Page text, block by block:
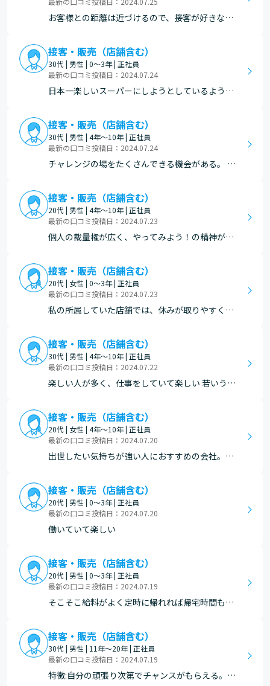
お客様との距離は近づけるので、接客が好きな方
をやってもいい。」を掲げてるので、生鮮の自由
度も高い。
接客・販売（店舗含む）
30代 | 男性 | 0～3年 | 正社員
最新の口コミ投稿日：2024.07.24
日本一楽しいスーパーにしようとしているよう
くためにイベントを頻繁にやっているところで
す。 またイベント内容も従業員同士で決めて行う
ので仲が深まりやすく自分の意見も言いやすい環
境がおすすめです。
接客・販売（店舗含む）
30代 | 男性 | 4年～10年 | 正社員
最新の口コミ投稿日：2024.07.24
チャレンジの場をたくさんできる機会がある。 主
る。 社内の雰囲気も明るい
接客・販売（店舗含む）
20代 | 男性 | 4年～10年 | 正社員
最新の口コミ投稿日：2024.07.23
個人の裁量権が広く、やってみよう！の精神が強
い。
接客・販売（店舗含む）
20代 | 女性 | 0～3年 | 正社員
最新の口コミ投稿日：2024.07.23
私の所属していた店舗では、休みが取りやすく、
接客・販売（店舗含む）
30代 | 男性 | 4年～10年 | 正社員
最新の口コミ投稿日：2024.07.22
楽しい人が多く、仕事をしていて楽しい 若いうち
ある。
接客・販売（店舗含む）
20代 | 女性 | 4年～10年 | 正社員
最新の口コミ投稿日：2024.07.20
出世したい気持ちが強い人におすすめの会社。20
いる率は他の会社より高いと思う。
接客・販売（店舗含む）
20代 | 男性 | 0～3年 | 正社員
最新の口コミ投稿日：2024.07.20
働いていて楽しい
接客・販売（店舗含む）
20代 | 男性 | 0～3年 | 正社員
最新の口コミ投稿日：2024.07.19
そこそこ給料がよく定時に帰れれば帰宅時間も早
接客・販売（店舗含む）
30代 | 男性 | 11年～20年 | 正社員
最新の口コミ投稿日：2024.07.19
特徴:自分の頑張り次第でチャンスがもらえる。